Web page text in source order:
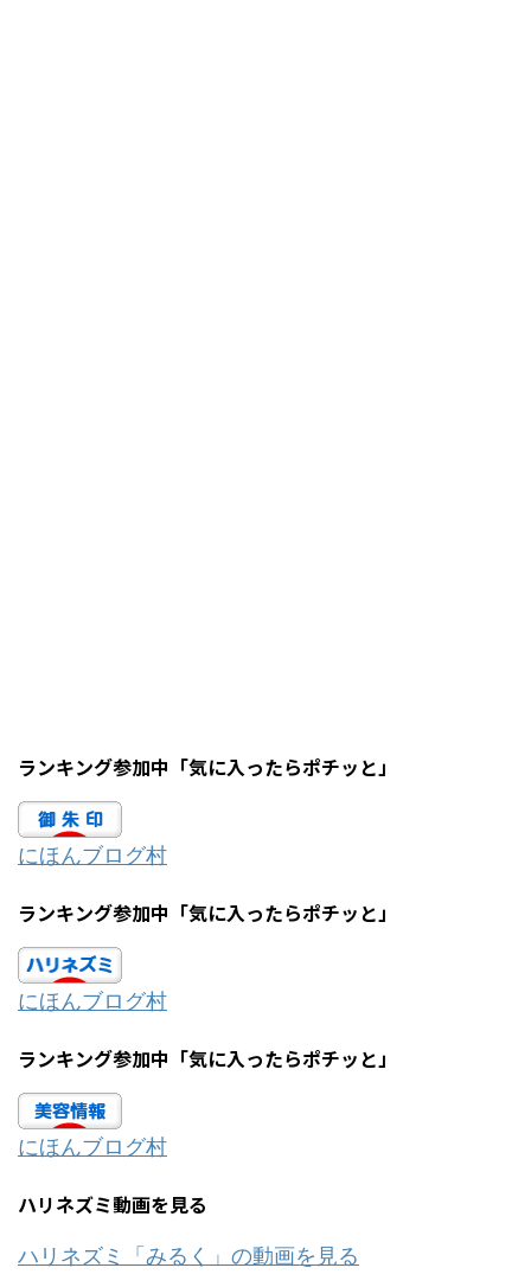
ランキング参加中「気に入ったらポチッと」
にほんブログ村
ランキング参加中「気に入ったらポチッと」
にほんブログ村
ランキング参加中「気に入ったらポチッと」
にほんブログ村
ハリネズミ動画を見る
ハリネズミ「みるく」の動画を見る